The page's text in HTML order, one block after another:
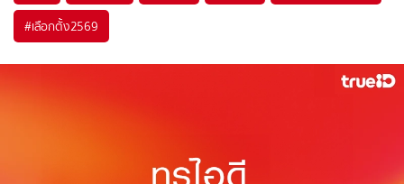
#เลือกตั้ง2569